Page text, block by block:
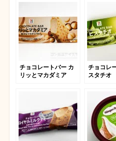
チョコレートバー カ
リッとマカダミア
チョコレ
スタチオ